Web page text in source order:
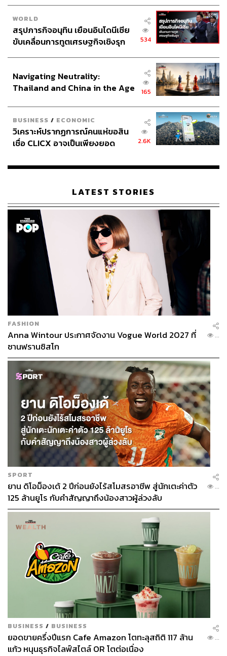
เมื่อเห็นแมลงภู่ตอมดอกไม้ จึงเกิดลายเพลงแมงภู่ตอมดอก
ทุกลายเพลงสะท้อนวิถีชีวิตของผู้คน ซึ่งหาอยู่หากินกับท้องไร่
ท้องนา ประเภท ‘หลังสู้ฟ้า หน้าสู้ดิน’
​เอกสารมรดกภูมิปัญญาทางวัฒนธรรม (2562) บันทึกไว้ว่า
เปลื้อง ฉายรัศมี ศิลปินแห่งชาติสาขาศิลปะการแสดง (ดนตรี
พื้นบ้าน – โปงลาง) ประจำปี 2529 ชาวกาฬสินธุ์โดยกำเนิด
สังเกตเห็นหมากเกราะลอที่ใช้เคาะส่งสัญญาณในท้องนา จึง
สนใจฝึกฝนและผลิตโปงลางจนชำนาญ และยังได้พัฒนายก
โปงลางขึ้นสู่ระดับมาตรฐานสากลทั้งรูปแบบและองค์
ประกอบ จัดระบบเสียงให้กลมกลืนไปด้วยกันกับเพลงพื้นบ้าน
ตัวที่เรียกว่าวงโปงลาง
แทนที่จะเล่นอยู่เพียงลำพังด้วยเครื่องโปงลางเพียงตัวเดียว ครู
เปลื้องนำเข้าประกอบวงร่วมกับแคน พิณ โหวด กลองยาว
และกลองรำมะนา ได้อย่างสมบูรณ์แบบ
เป็นเรื่องที่น่ายินดีว่า สนั่น พงษ์อักษร ผู้ว่าราชการจังหวัด
กาฬสินธุ์ จัดให้ศาลากลางจังหวัดหลังเก่าดั้งเดิมเป็น
พิพิธภัณฑ์และหอศิลป์ และยังพิจารณาให้ศาลากลางจังหวัด
7 ชั้น ด้านหลังสร้างเป็นศูนย์เรียนรู้วัฒนธรรมอีสาน มีการเตรี
ยมงบประมาณบูรณะไว้แล้ว โดยจะขอให้ จารุวัฒน์ บุญเพิ่ม
นายกเทศมนตรีเมืองกาฬสินธุ์ เป็นผู้ดูแลรับผิดชอบ
เป็นบุญตาบุญใจ
เป็นที่รับรู้กันทั่วไปว่าสมเด็จพระกนิษฐาธิราชเจ้า กรมสมเด็จ
พระเทพรัตนราชสุดาฯ สยามบรมราชกุมารี ทรงพระราช
ส้มตำไว้ตั้งแต่ปี 2513 เมื่อครั้งพระองค์มีพระ
ชนมายุ 15 พรรษา บรรเลงครั้งแรกโดยวงดนตรี อ.ส. วันศุกร์
และทรงขับร้องด้วยพระองค์เอง ทรงถ่ายทอดสูตรส้มตำเป็น
เนื้อหาและทำนองเพลงอันเสนาะใจยิ่ง
WORLD
สรุปภารกิจอนุทิน เยือนอินโดนีเซีย
ขับเคลื่อนการทูตเศรษฐกิจเชิงรุก
534
Navigating Neutrality:
Thailand and China in the Age
165
BUSINESS / ECONOMIC
วิเคราะห์ปรากฏการณ์คนแห่ขอสิน
เชื่อ CLICX อาจเป็นเพียงยอด
เรือนไทยที่ถูกซุกไว้
2.6K
LATEST STORIES
FASHION
Anna Wintour ประกาศจัดงาน Vogue World 2027 ที่
ซานฟรานซิสโก
...
SPORT
ยาน ดิโอม็องเด้ 2 ปีก่อนยังไร้สโมสรอาชีพ สู่นักเตะค่าตัว
125 ล้านยูโร กับคำสัญญาถึงน้องสาวผู้ล่วงลับ
...
BUSINESS / BUSINESS
ยอดขายครึ่งปีแรก Cafe Amazon โตทะลุสถิติ 117 ล้าน
แก้ว หนุนธุรกิจไลฟ์สไตล์ OR โตต่อเนื่อง
...